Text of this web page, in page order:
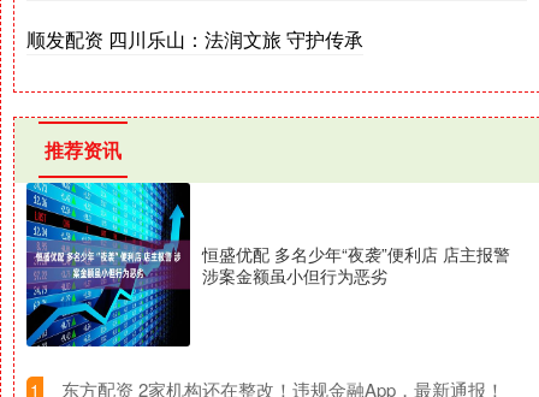
顺发配资 四川乐山：法润文旅 守护传承
推荐资讯
恒盛优配 多名少年“夜袭”便利店 店主报警
涉案金额虽小但行为恶劣
1 ​东方配资 2家机构还在整改！违规金融App，最新通报！